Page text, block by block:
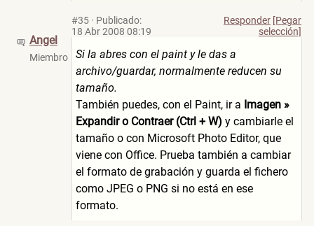
Angel
Miembro
#35 · Publicado:
18 Abr 2008 08:19
Responder [Pegar
selección]
Si la abres con el paint y le das a
archivo/guardar, normalmente reducen su
tamaño.
También puedes, con el Paint, ir a Imagen »
Expandir o Contraer (Ctrl + W) y cambiarle el
tamaño o con Microsoft Photo Editor, que
viene con Office. Prueba también a cambiar
el formato de grabación y guarda el fichero
como JPEG o PNG si no está en ese
formato.